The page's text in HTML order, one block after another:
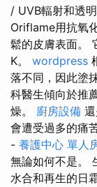
/ UVB輻射和透
Oriflame用抗氧
鬆的皮膚表面。
K。 wordpress
落不同，因此塗
科醫生傾向於推
燥。 廚房設備
會遭受過多的痛
- 養護中心 單人
無論如何不是。
水合和再生的日